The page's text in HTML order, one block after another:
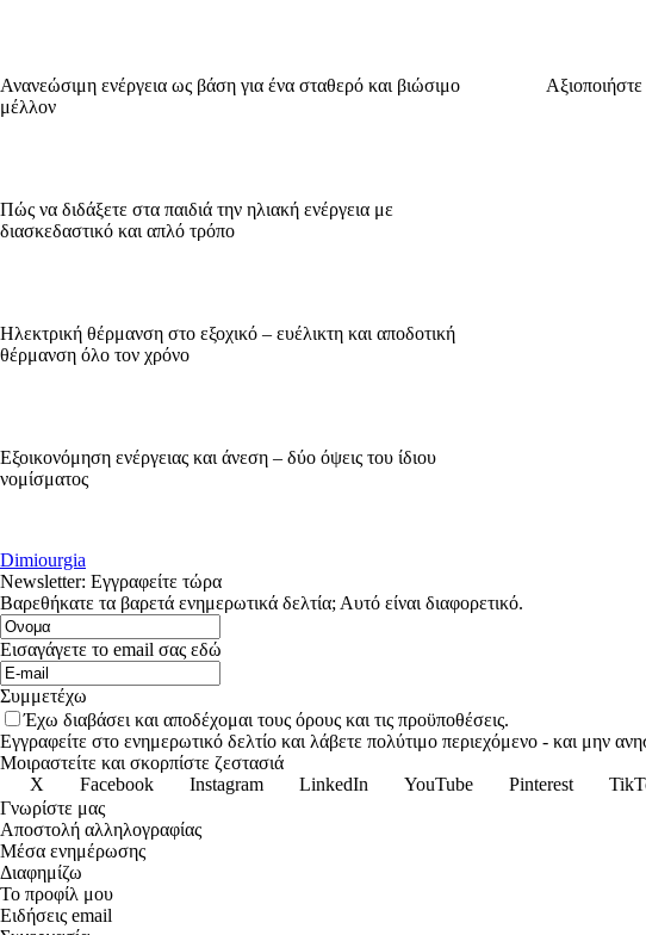
Ανανεώσιμη ενέργεια ως βάση για ένα σταθερό και βιώσιμο
μέλλον
Πώς να διδάξετε στα παιδιά την ηλιακή ενέργεια με
διασκεδαστικό και απλό τρόπο
Ηλεκτρική θέρμανση στο εξοχικό – ευέλικτη και αποδοτική
θέρμανση όλο τον χρόνο
Εξοικονόμηση ενέργειας και άνεση – δύο όψεις του ίδιου
νομίσματος
Dimiourgia
Newsletter: Εγγραφείτε τώρα
Βαρεθήκατε τα βαρετά ενημερωτικά δελτία; Αυτό είναι διαφορετικό.
Εισαγάγετε το email σας εδώ
Συμμετέχω
Έχω διαβάσει και αποδέχομαι τους όρους και τις προϋποθέσεις.
Εγγραφείτε στο ενημερωτικό δελτίο και λάβετε πολύτιμο περιεχόμενο - και μην
Μοιραστείτε και σκορπίστε ζεστασιά
X
Facebook Instagram LinkedIn YouTube Pinterest
Γνωρίστε μας
Αποστολή αλληλογραφίας
Μέσα ενημέρωσης
Διαφημίζω
Το προφίλ μου
Ειδήσεις email